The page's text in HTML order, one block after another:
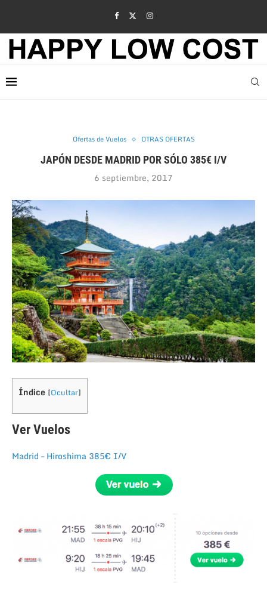
Ofertas de Vuelos OTRAS OFERTAS
JAPÓN DESDE MADRID POR SÓLO 385€ I/V
6 septiembre, 2017
Índice [Ocultar]
Ver Vuelos
Madrid – Hiroshima 385€ I/V